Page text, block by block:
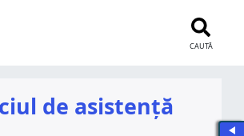
CAUTĂ
de asistență